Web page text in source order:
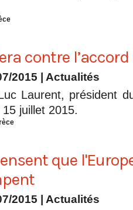
contre l’accord
2015 Actualités
Laurent, président
juillet 2015.
que
2015 Actualités